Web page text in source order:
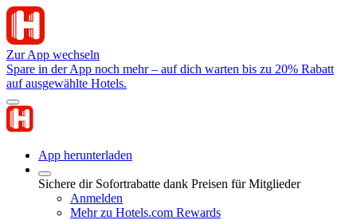
Zur App wechseln
Spare in der App noch mehr – auf dich warten bis zu 20% Rabatt
auf ausgewählte Hotels.
App herunterladen
Sichere dir Sofortrabatte dank Preisen für Mitglieder
Anmelden
Mehr zu Hotels.com Rewards